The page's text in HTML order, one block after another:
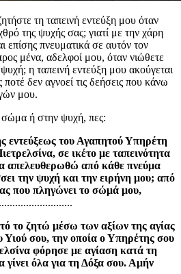
τη ταπεινή εντεύξη μου όταν
της ψυχής σας; γιατί με την χάρη
επίσης πνευματικά σε αυτόν τον
μένα, αδελφοί μου, όταν νιώθετε
η ταπεινή εντεύξη μου ακούγεται
δεν αγνοεί τις δεήσεις που κάνω
μου.
ή στην ψυχή, πες:
εντεύξεως του Αγαπητού Υπηρέτη
σε ικέτο με ταπεινότητα
απελευθερωθώ από κάθε πνεύμα
την ψυχή και την ειρήνη μου; από
που πληγώνει το σώμά μου,
το ζητώ μέσω των αξίων της αγίας
Υιού σου, την οποία ο Υπηρέτης σου
φόρησε με αγίαση κατά τη
γίνει όλα για τη Δόξα σου. Αμήν